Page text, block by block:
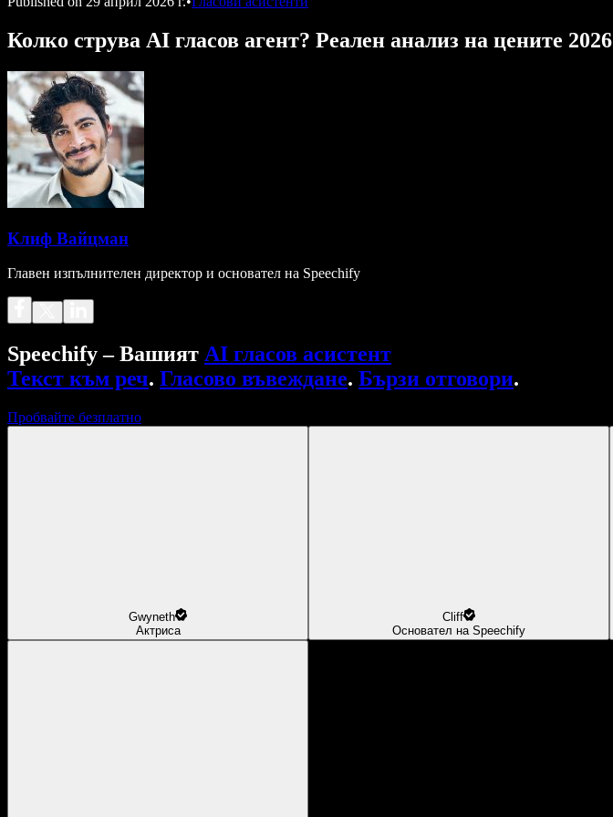
Колко струва AI гласов агент? Реален анализ на цените 2026
Клиф Вайцман
Главен изпълнителен директор и основател на Speechify
Speechify – Вашият AI гласов асистент
Текст към реч. Гласово въвеждане. Бързи отговори.
Пробвайте безплатно
Gwyneth
Актриса
Cliff
Основател на Speechify